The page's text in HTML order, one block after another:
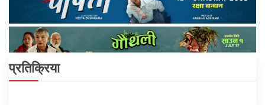
प्रतिक्रिया